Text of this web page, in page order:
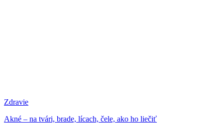
Zdravie
Akné – na tvári, brade, lícach, čele, ako ho liečiť